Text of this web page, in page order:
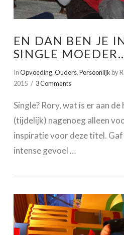
VIEW
EN DAN BEN JE
SINGLE
InOpvoeding,Ouders,Persoonlijk by
2015
3 Comments
Single? Rory, wat is er aan de
(tijdelijk) nagenoeg alleen
inspiratie voor deze titel.
intense gevoel …